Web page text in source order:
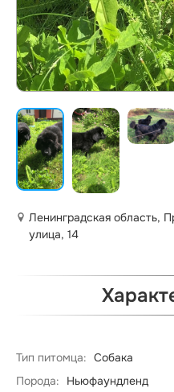
Ленинградская область,
улица, 14
Тип питомца: Собака
Порода:
Ньюфаундленд